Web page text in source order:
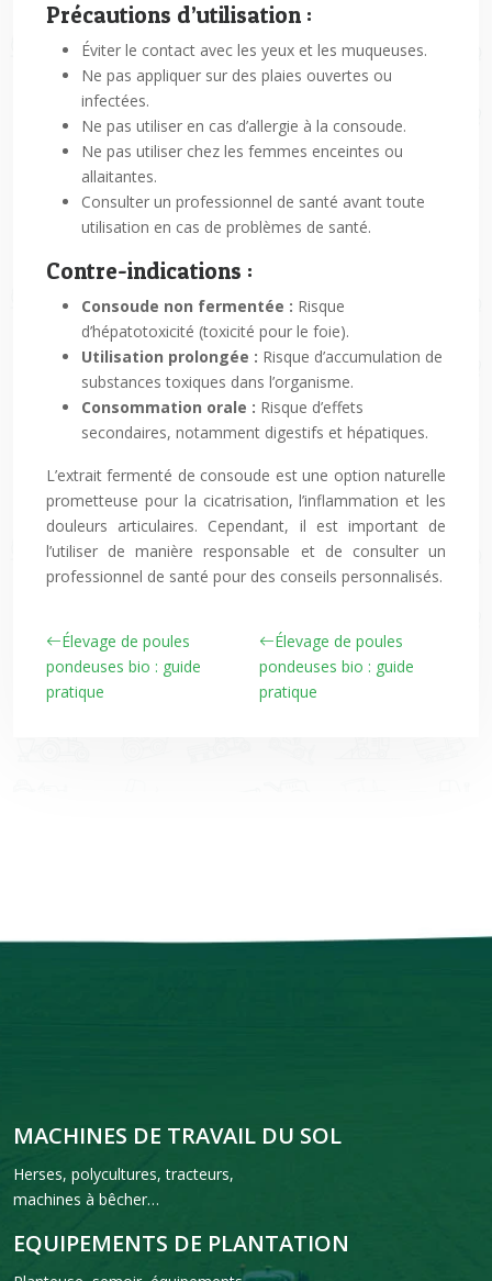
Précautions d’utilisation :
Éviter le contact avec les yeux et les muqueuses.
Ne pas appliquer sur des plaies ouvertes ou
infectées.
Ne pas utiliser en cas d’allergie à la consoude.
Ne pas utiliser chez les femmes enceintes ou
allaitantes.
Consulter un professionnel de santé avant toute
utilisation en cas de problèmes de santé.
Contre-indications :
Consoude non fermentée : Risque
d’hépatotoxicité (toxicité pour le foie).
Utilisation prolongée : Risque d’accumulation de
substances toxiques dans l’organisme.
Consommation orale : Risque d’effets
secondaires, notamment digestifs et hépatiques.
L’extrait fermenté de consoude est une option naturelle
prometteuse pour la cicatrisation, l’inflammation et les
douleurs articulaires. Cependant, il est important de
l’utiliser de manière responsable et de consulter un
professionnel de santé pour des conseils personnalisés.
Élevage de poules
pondeuses bio : guide
pratique
Élevage de poules
pondeuses bio : guide
pratique
MACHINES DE TRAVAIL DU SOL
Herses, polycultures, tracteurs,
machines à bêcher…
EQUIPEMENTS DE PLANTATION